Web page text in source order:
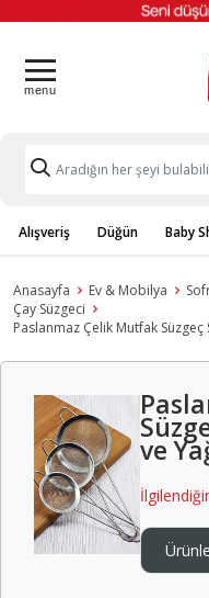
Alışveriş Düğün Baby
Anasayfa Ev & Mobilya
Çay Süzgeci
Paslanmaz Çelik Mutfak Süzgeç
ve